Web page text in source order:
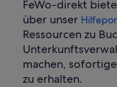
FeWo-direkt
über unser
Ressourcen zu
machen,
zu erhalten.